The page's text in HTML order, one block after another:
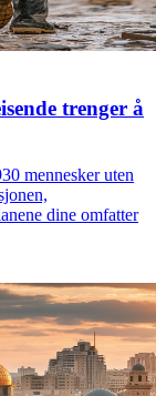
trenger å
mennesker uten
dine omfatter